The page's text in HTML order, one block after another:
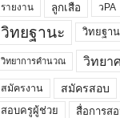
รายงาน ลูกเสือ วPA
วิทยฐานะ วิทยฐา
วิทยาการคำนวณ วิทยา
สมัครงาน สมัครสอบ
สอบครูผู้ช่วย
สื่อการส